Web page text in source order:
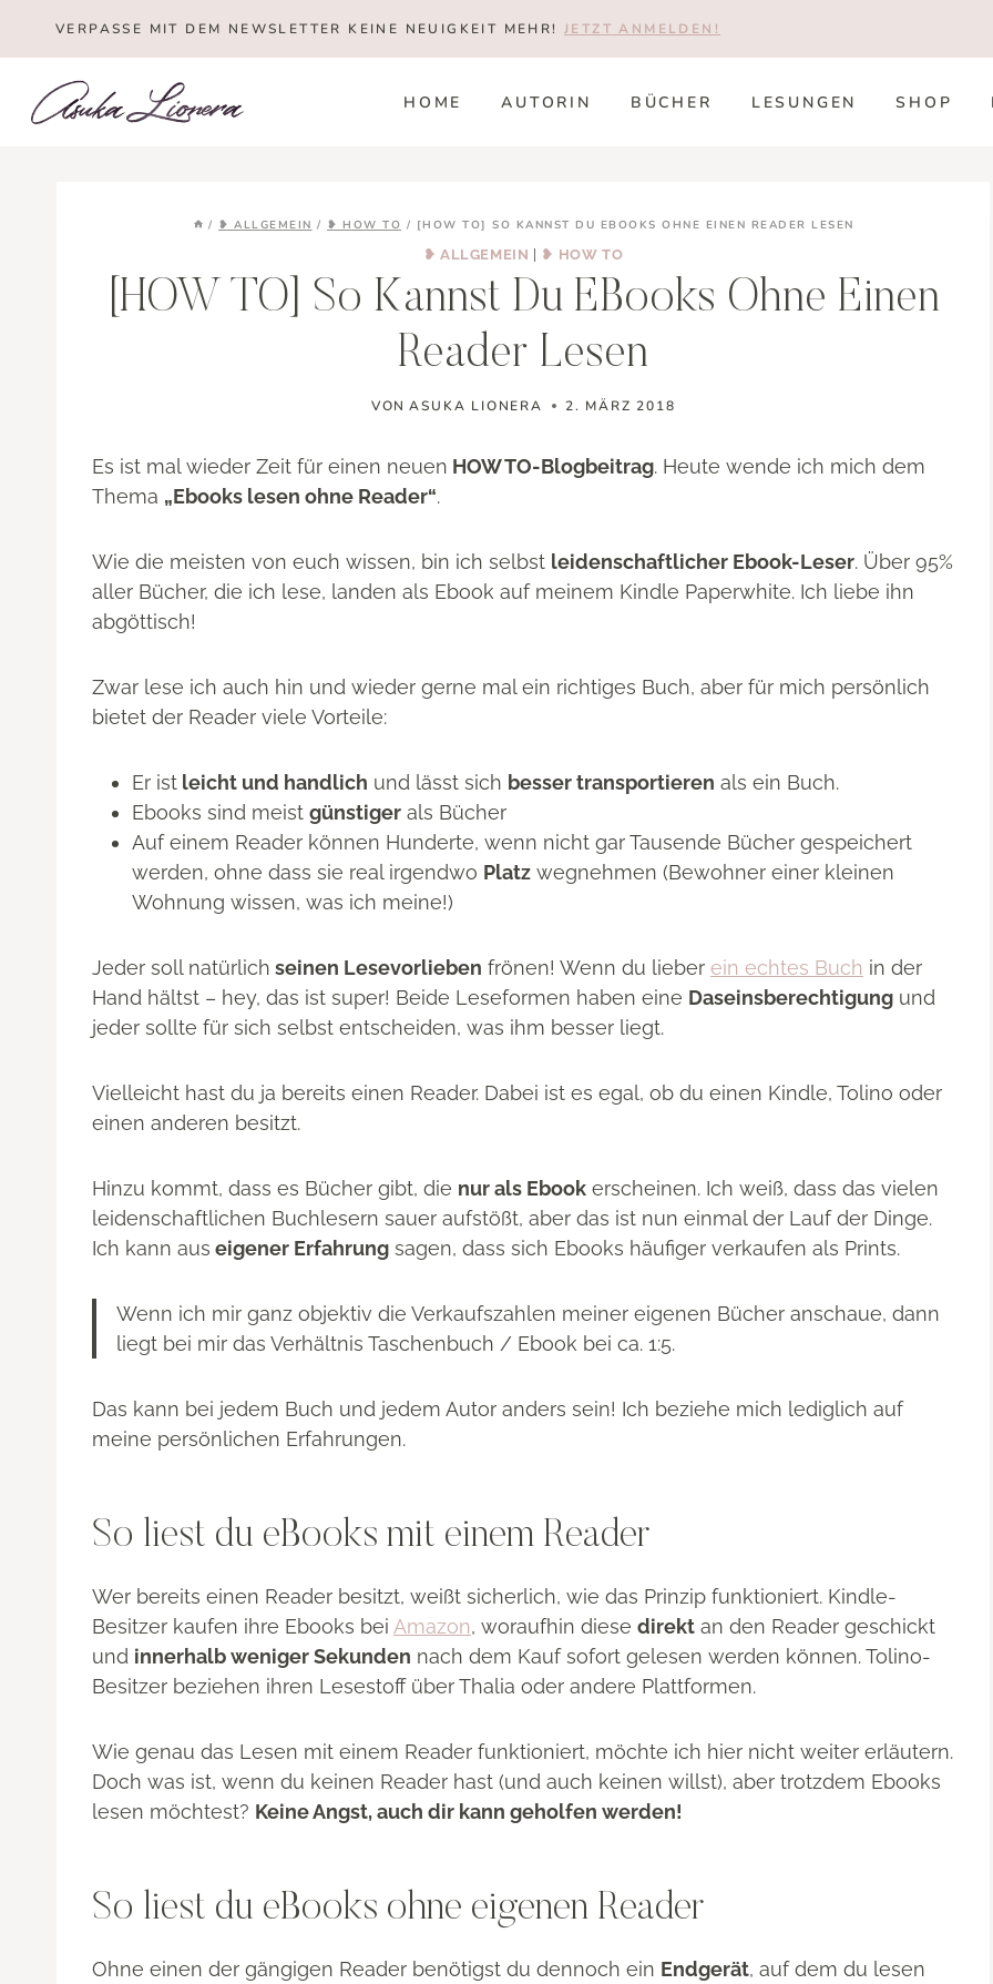
VERPASSE MIT DEM NEWSLETTER KEINE NEUIGKEIT MEHR!JETZT ANMELDEN!
HOME AUTORIN BÜCHER LESUNGEN SHOP
/ ❥ ALLGEMEIN / ❥ HOW TO / [HOW TO] SO KANNST DU EBOOKS OHNE EINEN READER LESEN
❥ ALLGEMEIN ❥ HOW TO
[HOW TO] So Kannst Du EBooks Ohne Einen
Reader Lesen
VON ASUKA LIONERA 2. MÄRZ 2018
Es ist mal wieder Zeit für einen neuen HOW TO-Blogbeitrag. Heute wende ich mich dem
Thema „Ebooks lesen ohne Reader“.
Wie die meisten von euch wissen, bin ich selbst leidenschaftlicher Ebook-Leser. Über 95%
aller Bücher, die ich lese, landen als Ebook auf meinem Kindle Paperwhite. Ich liebe ihn
abgöttisch!
Zwar lese ich auch hin und wieder gerne mal ein richtiges Buch, aber für mich persönlich
bietet der Reader viele Vorteile:
Er ist leicht und handlich und lässt sich besser transportieren als ein Buch.
Ebooks sind meist günstiger als Bücher
Auf einem Reader können Hunderte, wenn nicht gar Tausende Bücher gespeichert
werden, ohne dass sie real irgendwo Platz wegnehmen (Bewohner einer kleinen
Wohnung wissen, was ich meine!)
Jeder soll natürlich seinen Lesevorlieben frönen! Wenn du lieber ein echtes Buch in der
Hand hältst – hey, das ist super! Beide Leseformen haben eine Daseinsberechtigung und
jeder sollte für sich selbst entscheiden, was ihm besser liegt.
Vielleicht hast du ja bereits einen Reader. Dabei ist es egal, ob du einen Kindle, Tolino oder
einen anderen besitzt.
Hinzu kommt, dass es Bücher gibt, die nur als Ebook erscheinen. Ich weiß, dass das vielen
leidenschaftlichen Buchlesern sauer aufstößt, aber das ist nun einmal der Lauf der Dinge.
Ich kann aus eigener Erfahrung sagen, dass sich Ebooks häufiger verkaufen als Prints.
Wenn ich mir ganz objektiv die Verkaufszahlen meiner eigenen Bücher anschaue, dann
liegt bei mir das Verhältnis Taschenbuch / Ebook bei ca. 1:5.
Das kann bei jedem Buch und jedem Autor anders sein! Ich beziehe mich lediglich auf
meine persönlichen Erfahrungen.
So liest du eBooks mit einem Reader
Wer bereits einen Reader besitzt, weißt sicherlich, wie das Prinzip funktioniert. Kindle-
Besitzer kaufen ihre Ebooks bei Amazon, woraufhin diese direkt an den Reader geschickt
und innerhalb weniger Sekunden nach dem Kauf sofort gelesen werden können. Tolino-
Besitzer beziehen ihren Lesestoff über Thalia oder andere Plattformen.
Wie genau das Lesen mit einem Reader funktioniert, möchte ich hier nicht weiter erläutern.
Doch was ist, wenn du keinen Reader hast (und auch keinen willst), aber trotzdem Ebooks
lesen möchtest? Keine Angst, auch dir kann geholfen werden!
So liest du eBooks ohne eigenen Reader
Ohne einen der gängigen Reader benötigst du dennoch ein Endgerät, auf dem du lesen